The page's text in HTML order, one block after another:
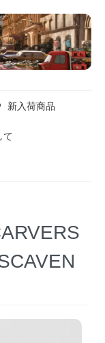
新入荷商品
て